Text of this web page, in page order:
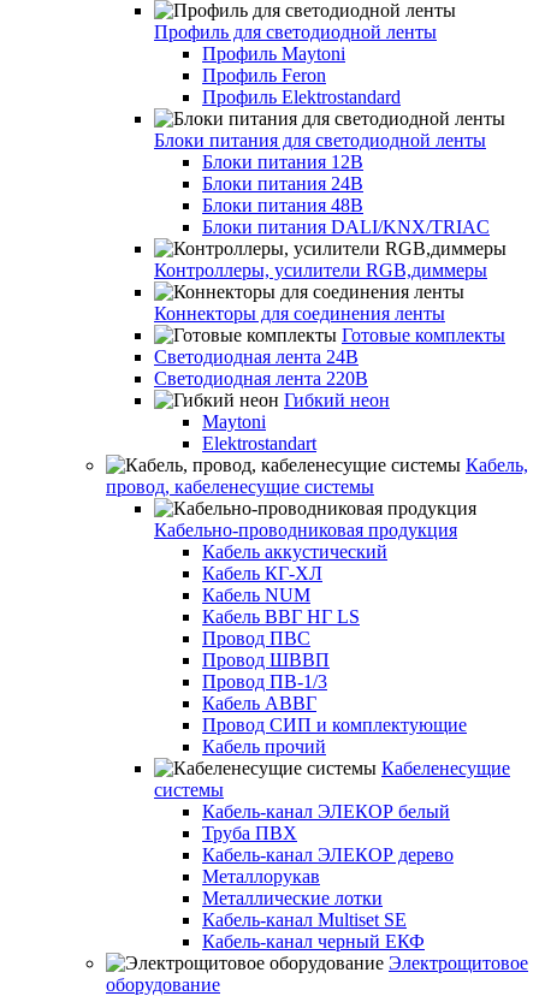
Профиль для светодиодной ленты
Профиль Maytoni
Профиль Feron
Профиль Elektrostandard
Блоки питания для светодиодной ленты
Блоки питания 12В
Блоки питания 24В
Блоки питания 48В
Блоки питания DALI/KNX/TRIAC
Контроллеры, усилители RGB,диммеры
Коннекторы для соединения ленты
Готовые комплекты
Светодиодная лента 24В
Светодиодная лента 220В
Гибкий неон
Maytoni
Elektrostandart
Кабель,
провод, кабеленесущие системы
Кабельно-проводниковая продукция
Кабель аккустический
Кабель КГ-ХЛ
Кабель NUM
Кабель ВВГ НГ LS
Провод ПВС
Провод ШВВП
Провод ПВ-1/3
Кабель АВВГ
Провод СИП и комплектующие
Кабель прочий
Кабеленесущие
системы
Кабель-канал ЭЛЕКОР белый
Труба ПВХ
Кабель-канал ЭЛЕКОР дерево
Металлорукав
Металлические лотки
Кабель-канал Multiset SE
Кабель-канал черный ЕКФ
Электрощитовое
оборудование